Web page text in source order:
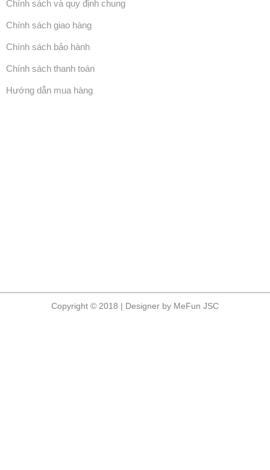
Chính sách và quy định chung
Chính sách giao hàng
Chính sách bảo hành
Chính sách thanh toán
Hướng dẫn mua hàng
Copyright © 2018 | Designer by MeFun JSC